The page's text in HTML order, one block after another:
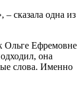
– сказала одна из
Ольге Ефремовне
она
слова. Именно